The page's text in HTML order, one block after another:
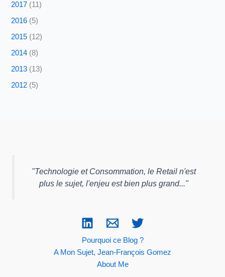
2017 (11)
2016 (5)
2015 (12)
2014 (8)
2013 (13)
2012 (5)
"Technologie et Consommation, le Retail n'est
plus le sujet, l'enjeu est bien plus grand... "
Pourquoi ce Blog ?
A Mon Sujet, Jean-François Gomez
About Me